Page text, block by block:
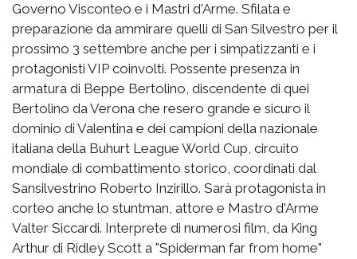
Governo Visconteo e i Mastri d'Arme. Sfilata e
preparazione da ammirare quelli di San Silvestro per il
prossimo 3 settembre anche per i simpatizzanti e i
protagonisti VIP coinvolti. Possente presenza in
armatura di Beppe Bertolino, discendente di quei
Bertolino da Verona che resero grande e sicuro il
dominio di Valentina e dei campioni della nazionale
italiana della Buhurt League World Cup, circuito
mondiale di combattimento storico, coordinati dal
Sansilvestrino Roberto Inzirillo. Sarà protagonista in
corteo anche lo stuntman, attore e Mastro d'Arme
Valter Siccardi. Interprete di numerosi film, da King
Arthur di Ridley Scott a "Spiderman far from home"